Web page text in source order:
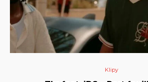
Klipy